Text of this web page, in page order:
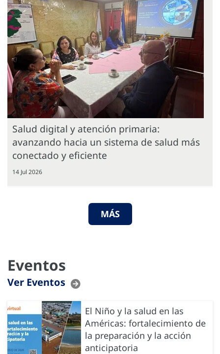
Salud digital y atención primaria:
avanzando hacia un sistema de salud más
conectado y eficiente
14 Jul 2026
MÁS
Eventos
Ver Eventos
El Niño y la salud en las
Américas: fortalecimiento de
la preparación y la acción
anticipatoria